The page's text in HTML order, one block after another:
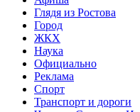
Глядя из Ростова
Город
ЖКХ
Наука
Официально
Реклама
Спорт
Транспорт и дороги